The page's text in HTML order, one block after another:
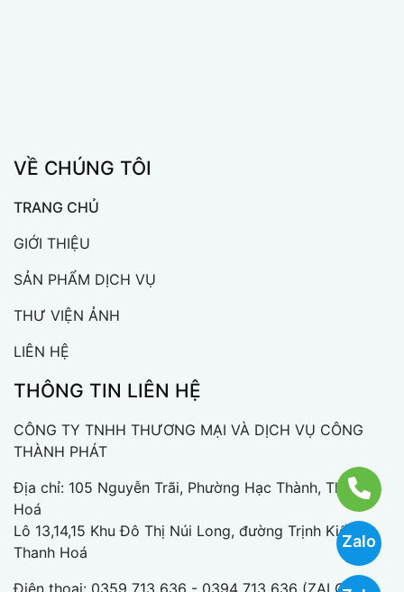
Zalo
VỀ CHÚNG TÔI
TRANG CHỦ
GIỚI THIỆU
SẢN PHẨM DỊCH VỤ
THƯ VIỆN ẢNH
LIÊN HỆ
THÔNG TIN LIÊN HỆ
CÔNG TY TNHH THƯƠNG MẠI VÀ DỊCH VỤ CÔNG
THÀNH PHÁT
Địa chỉ: 105 Nguyễn Trãi, Phường Hạc Thành, Thanh
Hoá
Lô 13,14,15 Khu Đô Thị Núi Long, đường Trịnh Kiểm,
Thanh Hoá
Điện thoại: 0359 713 636 - 0394 713 636 (ZALO)